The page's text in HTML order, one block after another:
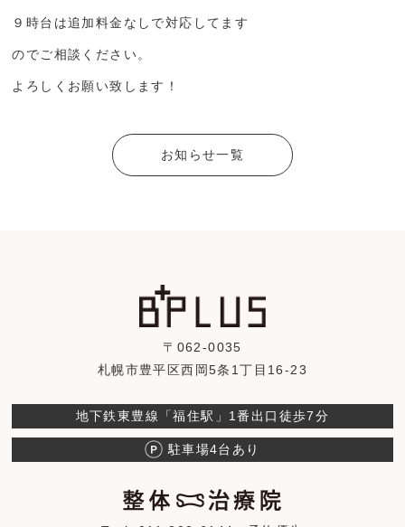
９時台は追加料金なしで対応してます
のでご相談ください。
よろしくお願い致します！
お知らせ一覧
〒062-0035
札幌市豊平区西岡5条1丁目16-23
地下鉄東豊線「福住駅」1番出口徒歩7分
駐車場4台あり